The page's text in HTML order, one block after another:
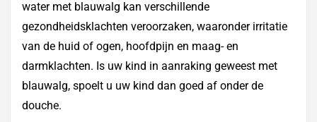
water met blauwalg kan verschillende
gezondheidsklachten veroorzaken, waaronder irritatie
van de huid of ogen, hoofdpijn en maag- en
darmklachten. Is uw kind in aanraking geweest met
blauwalg, spoelt u uw kind dan goed af onder de
douche.